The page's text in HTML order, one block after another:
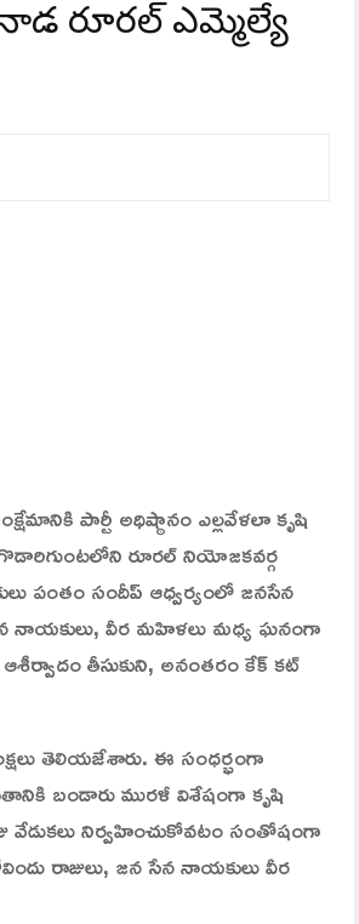
రూరల్ ఎమ్మెల్యే
పార్టీ అధిష్ఠానం ఎల్లవేళలా కృషి
రూరల్ నియోజకవర్గ
పంతం సందీప్ ఆధ్వర్యంలో జనసేన
నాయకులు, వీర మహిళలు మధ్య ఘనంగా
తీసుకుని, అనంతరం కేక్ కట్
తెలియజేశారు. ఈ సంధర్భంగా
బండారు మురళీ విశేషంగా కృషి
వేడుకలు నిర్వహించుకోవటం సంతోషంగా
రాజులు, జన సేన నాయకులు వీర